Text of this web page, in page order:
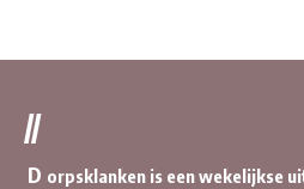
//
D orpsklanken is een wekelijkse